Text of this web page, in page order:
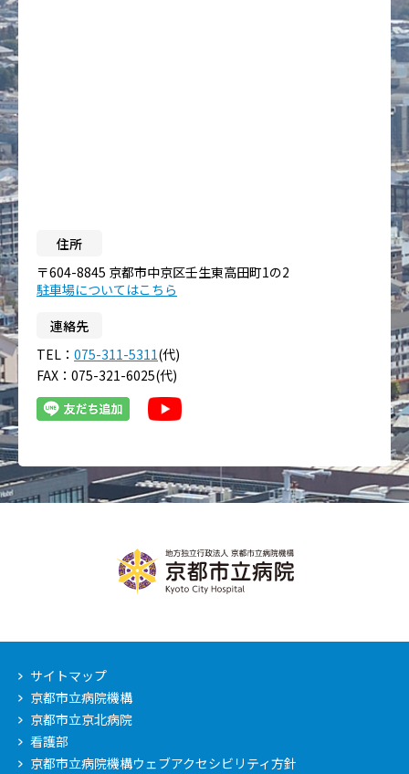
住所
〒604-8845 京都市中京区壬生東高田町1の2
駐車場についてはこちら
連絡先
TEL： 075-311-5311(代)
FAX：075-321-6025(代)
サイトマップ
京都市立病院機構
京都市立京北病院
看護部
京都市立病院機構ウェブアクセシビリティ方針